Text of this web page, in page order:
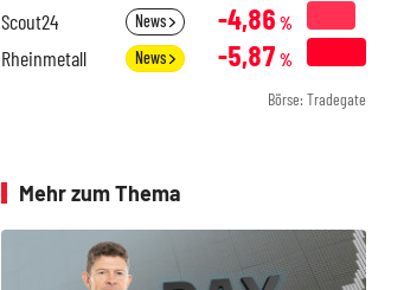
Scout24 News -4,86 %
Rheinmetall News -5,87 %
Börse: Tradegate
Mehr zum Thema